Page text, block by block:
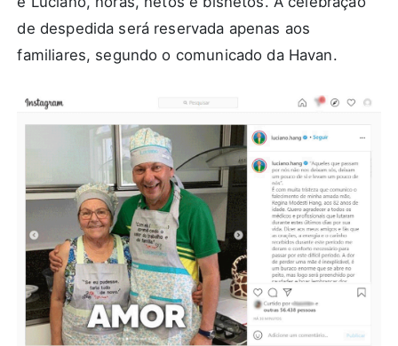
de despedida será reservada apenas aos
familiares, segundo o comunicado da Havan.